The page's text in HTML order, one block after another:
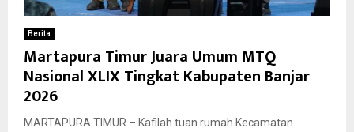
Berita
Martapura Timur Juara Umum MTQ
Nasional XLIX Tingkat Kabupaten Banjar
2026
MARTAPURA TIMUR – Kafilah tuan rumah Kecamatan